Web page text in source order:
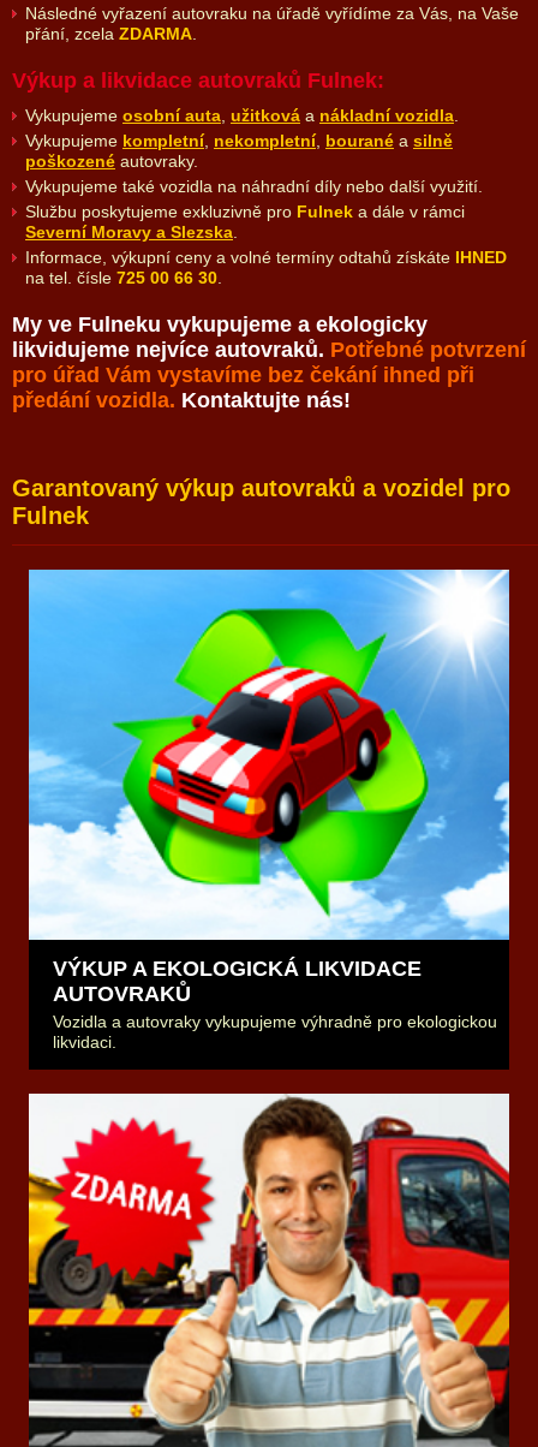
Následné vyřazení autovraku na úřadě vyřídíme za Vás, na Vaše
přání, zcela ZDARMA.
Výkup a likvidace autovraků Fulnek:
Vykupujeme osobní auta, užitková a nákladní vozidla.
Vykupujeme kompletní, nekompletní, bourané a silně
poškozené autovraky.
Vykupujeme také vozidla na náhradní díly nebo další využití.
Službu poskytujeme exkluzivně pro Fulnek a dále v rámci
Severní Moravy a Slezska.
Informace, výkupní ceny a volné termíny odtahů získáte IHNED
na tel. čísle 725 00 66 30.
My ve Fulneku vykupujeme a ekologicky
likvidujeme nejvíce autovraků. Potřebné potvrzení
pro úřad Vám vystavíme bez čekání ihned při
předání vozidla. Kontaktujte nás!
Garantovaný výkup autovraků a vozidel pro
Fulnek
VÝKUP A EKOLOGICKÁ LIKVIDACE
AUTOVRAKŮ
Vozidla a autovraky vykupujeme výhradně pro ekologickou
likvidaci.